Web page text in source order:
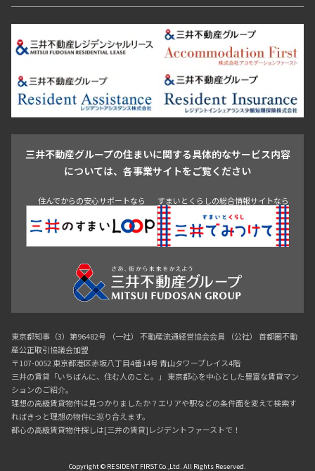
市ヶ谷・神楽坂・飯田橋
三田・芝・浜松町
芝浦・汐留・品川
月島・勝どき・豊洲
本郷・春日・小石川
目白・高田馬場・早稲田
池尻大橋・三軒茶屋
祐天寺・学芸大学・自由が丘
駒沢・用賀・二子玉川
成城・砧
池袋・板橋・王子
青山 渋谷 東京・大手町 新宿 品川
目黒・中目黒
江東区 台東区 墨田区
中野区
豊島区
杉並区 板橋区 練馬区 荒川区
足立区
葛飾区
江戸川区
三井不動産グループの住まいに関する具体的なサービス内容
については、各事業サイトをご覧ください
住んでからの安心サポートなら すまいとくらしの総合情報サイトなら
東京都知事（3）第96482号 （一社） 不動産流通経営協会会員 （公社） 首都圏不動
産公正取引協議会加盟
〒107-0052 東京都港区赤坂八丁目4番14号 青山タワープレイス4階
三井の賃貸「いちばんに、住む人のこと。」 東京都心を中心とした豊富な賃貸マン
ションのご紹介。
理想の高級賃貸物件は見つかりましたか？エリアや駅などの条件面を変えて検索す
ればきっと理想の物件に巡り合えます。
都心の高級賃貸物件探しは[三井の賃貸]レジデントファーストで！
Copyright © RESIDENT FIRST Co.,Ltd. All Rights Reserved.